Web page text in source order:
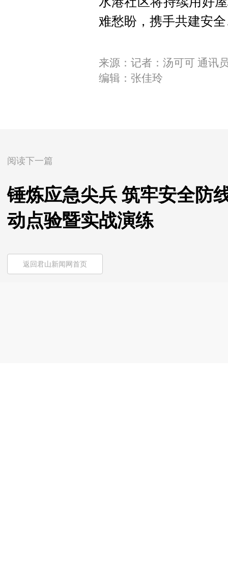
难愁盼，携手共建安
来源：记者：汤可可 通讯
编辑：张佳玲
阅读下一篇
锤炼应急尖兵 筑牢安全
动点验暨实战演练
返回君山新闻网首页